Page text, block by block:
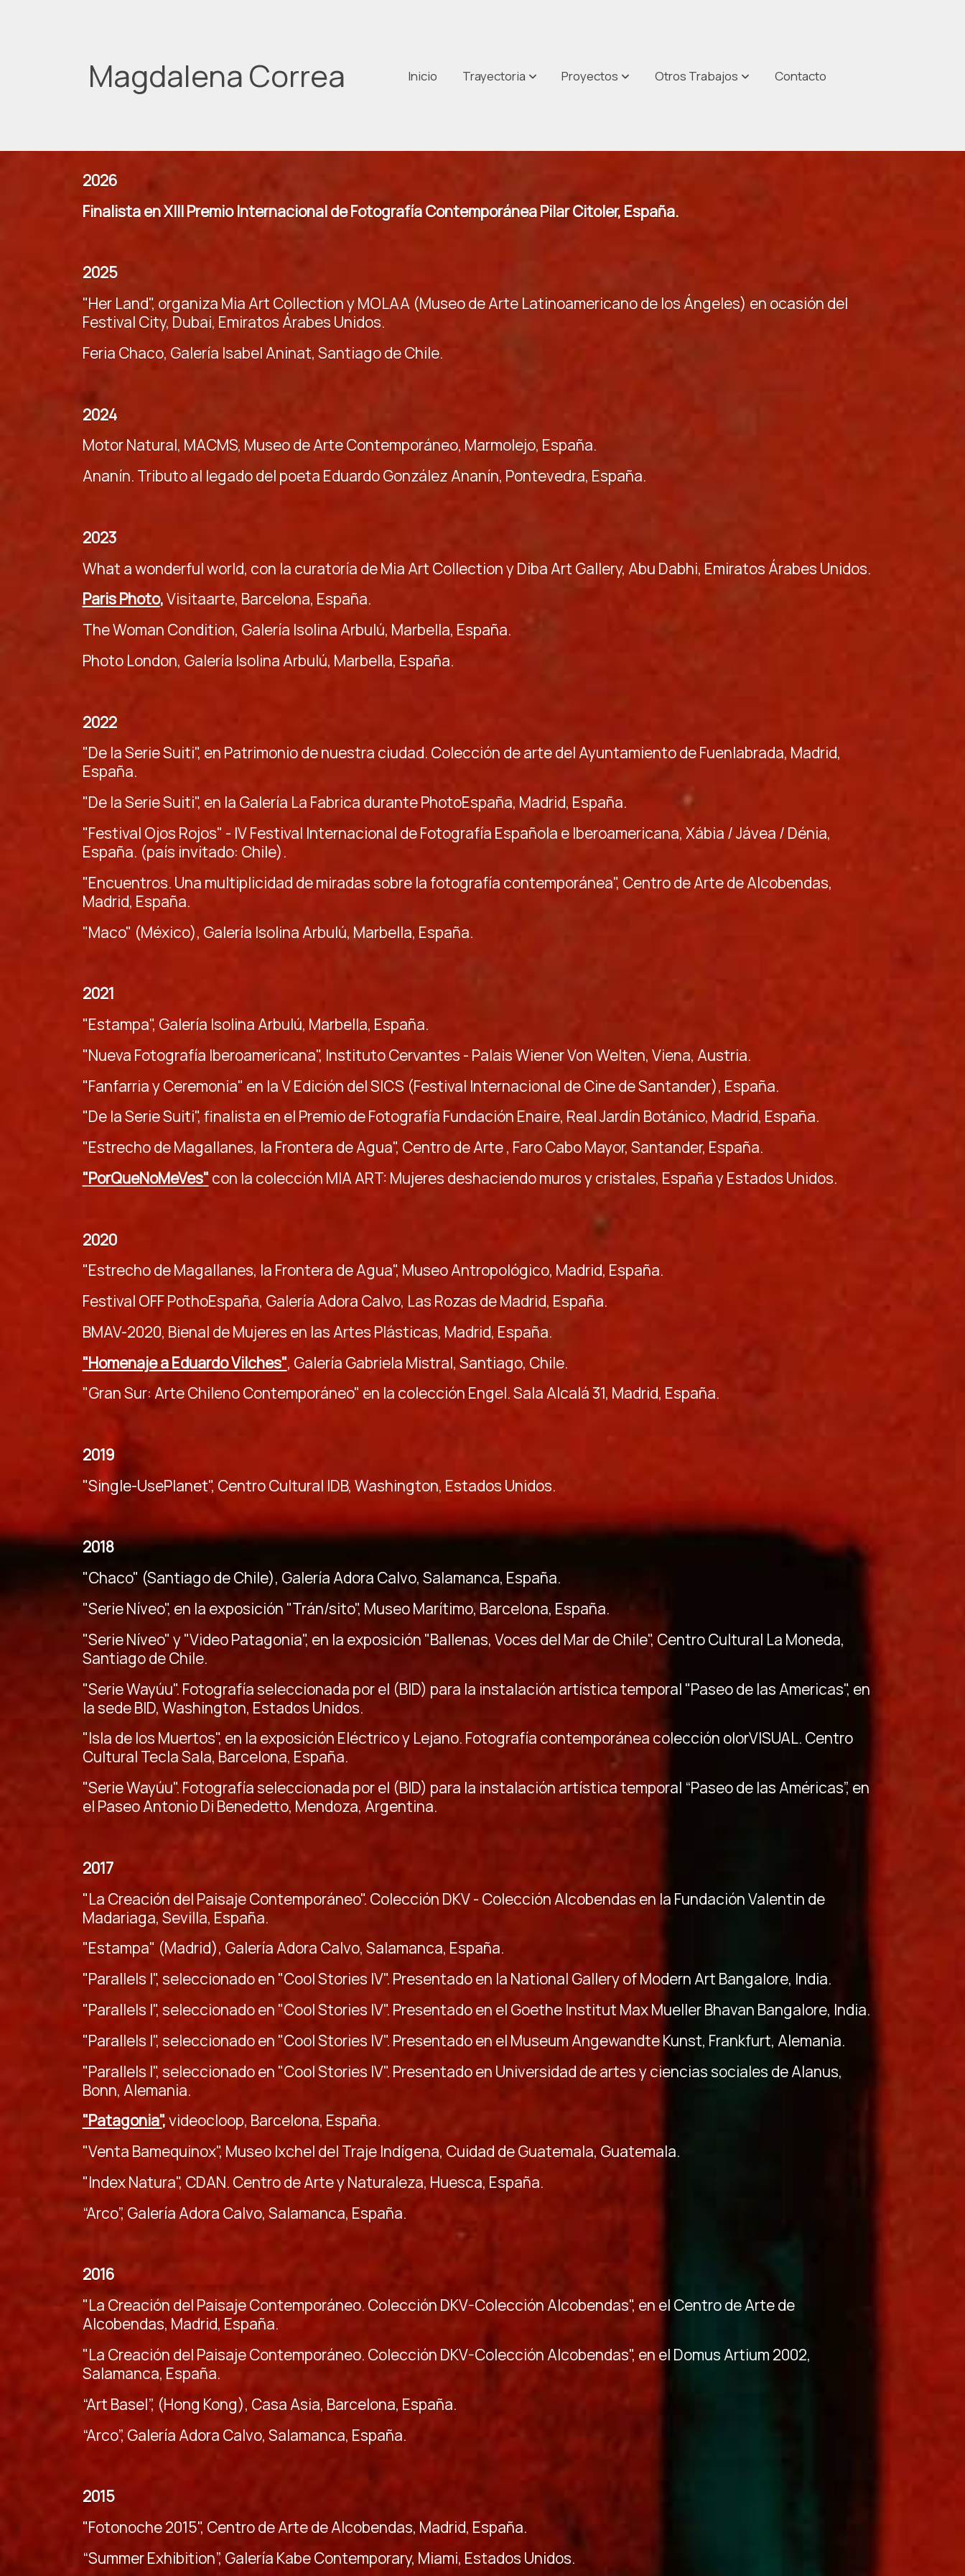
Magdalena Correa Inicio Trayectoria Proyectos Otros Trabajos Contacto
2026
Finalista en XIII Premio Internacional de Fotografía Contemporánea Pilar Citoler, España.
2025
"Her Land", organiza Mia Art Collection y MOLAA (Museo de Arte Latinoamericano de los Ángeles) en ocasión del
Festival City, Dubai, Emiratos Árabes Unidos.
Feria Chaco, Galería Isabel Aninat, Santiago de Chile.
2024
Motor Natural, MACMS, Museo de Arte Contemporáneo, Marmolejo, España.
Ananín. Tributo al legado del poeta Eduardo González Ananín, Pontevedra, España.
2023
What a wonderful world, con la curatoría de Mia Art Collection y Diba Art Gallery, Abu Dabhi, Emiratos Árabes Unidos.
Paris Photo,Visitaarte, Barcelona, España.
The Woman Condition, Galería Isolina Arbulú, Marbella, España.
Photo London, Galería Isolina Arbulú, Marbella, España.
2022
"De la Serie Suiti", en Patrimonio de nuestra ciudad. Colección de arte del Ayuntamiento de Fuenlabrada, Madrid,
España.
"De la Serie Suiti", en la Galería La Fabrica durante PhotoEspaña, Madrid, España.
"Festival Ojos Rojos" - IV Festival Internacional de Fotografía Española e Iberoamericana, Xábia / Jávea / Dénia,
España. (país invitado: Chile).
"Encuentros. Una multiplicidad de miradas sobre la fotografía contemporánea", Centro de Arte de Alcobendas,
Madrid, España.
"Maco" (México), Galería Isolina Arbulú, Marbella, España.
2021
"Estampa", Galería Isolina Arbulú, Marbella, España.
"Nueva Fotografía Iberoamericana", Instituto Cervantes - Palais Wiener Von Welten, Viena, Austria.
"Fanfarria y Ceremonia" en la V Edición del SICS (Festival Internacional de Cine de Santander), España.
"De la Serie Suiti", finalista en el Premio de Fotografía Fundación Enaire, Real Jardín Botánico, Madrid, España.
"Estrecho de Magallanes, la Frontera de Agua", Centro de Arte , Faro Cabo Mayor, Santander, España.
"PorQueNoMeVes" con la colección MIA ART: Mujeres deshaciendo muros y cristales, España y Estados Unidos.
2020
"Estrecho de Magallanes, la Frontera de Agua", Museo Antropológico, Madrid, España.
Festival OFF PothoEspaña, Galería Adora Calvo, Las Rozas de Madrid, España.
BMAV-2020, Bienal de Mujeres en las Artes Plásticas, Madrid, España.
"Homenaje a Eduardo Vilches", Galería Gabriela Mistral, Santiago, Chile.
"Gran Sur: Arte Chileno Contemporáneo" en la colección Engel. Sala Alcalá 31, Madrid, España.
2019
"Single-UsePlanet", Centro Cultural IDB, Washington, Estados Unidos.
2018
"Chaco" (Santiago de Chile), Galería Adora Calvo, Salamanca, España.
"Serie Níveo", en la exposición "Trán/sito", Museo Marítimo, Barcelona, España.
"Serie Níveo" y "Video Patagonia", en la exposición "Ballenas, Voces del Mar de Chile", Centro Cultural La Moneda,
Santiago de Chile.
"Serie Wayúu". Fotografía seleccionada por el (BID) para la instalación artística temporal "Paseo de las Americas", en
la sede BID, Washington, Estados Unidos.
"Isla de los Muertos", en la exposición Eléctrico y Lejano. Fotografía contemporánea colección olorVISUAL. Centro
Cultural Tecla Sala, Barcelona, España.
"Serie Wayúu". Fotografía seleccionada por el (BID) para la instalación artística temporal “Paseo de las Américas”, en
el Paseo Antonio Di Benedetto, Mendoza, Argentina.
2017
"La Creación del Paisaje Contemporáneo". Colección DKV - Colección Alcobendas en la Fundación Valentin de
Madariaga, Sevilla, España.
"Estampa" (Madrid), Galería Adora Calvo, Salamanca, España.
"Parallels I", seleccionado en "Cool Stories IV". Presentado en la National Gallery of Modern Art Bangalore, India.
"Parallels I", seleccionado en "Cool Stories IV". Presentado en el Goethe Institut Max Mueller Bhavan Bangalore, India.
"Parallels I", seleccionado en "Cool Stories IV". Presentado en el Museum Angewandte Kunst, Frankfurt, Alemania.
"Parallels I", seleccionado en "Cool Stories IV". Presentado en Universidad de artes y ciencias sociales de Alanus,
Bonn, Alemania.
"Patagonia",videocloop, Barcelona, España.
"Venta Bamequinox", Museo Ixchel del Traje Indígena, Cuidad de Guatemala, Guatemala.
"Index Natura", CDAN. Centro de Arte y Naturaleza, Huesca, España.
“Arco”, Galería Adora Calvo, Salamanca, España.
2016
"La Creación del Paisaje Contemporáneo. Colección DKV-Colección Alcobendas", en el Centro de Arte de
Alcobendas, Madrid, España.
"La Creación del Paisaje Contemporáneo. Colección DKV-Colección Alcobendas", en el Domus Artium 2002,
Salamanca, España.
“Art Basel”, (Hong Kong), Casa Asia, Barcelona, España.
“Arco”, Galería Adora Calvo, Salamanca, España.
2015
"Fotonoche 2015", Centro de Arte de Alcobendas, Madrid, España.
“Summer Exhibition”, Galería Kabe Contemporary, Miami, Estados Unidos.